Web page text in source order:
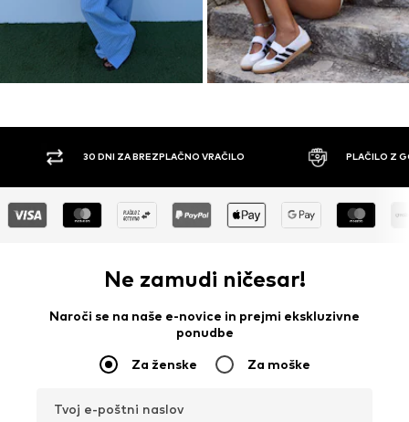
VRAČILO PLAČILO Z GOTOVINO PO POVZETJU
Ne zamudi ničesar!
Naroči se na naše e-novice in prejmi ekskluzivne
ponudbe
Za ženske Za moške
Tvoj e-poštni naslov